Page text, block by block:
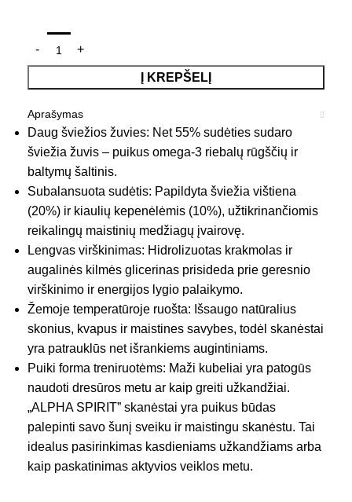
Į KREPŠELĮ
Aprašymas
Daug šviežios žuvies: Net 55% sudėties sudaro
šviežia žuvis – puikus omega-3 riebalų rūgščių ir
baltymų šaltinis.
Subalansuota sudėtis: Papildyta šviežia vištiena
(20%) ir kiaulių kepenėlėmis (10%), užtikrinančiomis
reikalingų maistinių medžiagų įvairovę.
Lengvas virškinimas: Hidrolizuotas krakmolas ir
augalinės kilmės glicerinas prisideda prie geresnio
virškinimo ir energijos lygio palaikymo.
Žemoje temperatūroje ruošta: Išsaugo natūralius
skonius, kvapus ir maistines savybes, todėl skanėstai
yra patrauklūs net išrankiems augintiniams.
Puiki forma treniruotėms: Maži kubeliai yra patogūs
naudoti dresūros metu ar kaip greiti užkandžiai.
„ALPHA SPIRIT” skanėstai yra puikus būdas
palepinti savo šunį sveiku ir maistingu skanėstu. Tai
idealus pasirinkimas kasdieniams užkandžiams arba
kaip paskatinimas aktyvios veiklos metu.